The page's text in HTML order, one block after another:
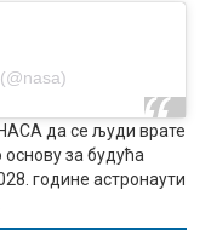
да се људи врате
основу за будућа
године астронаути